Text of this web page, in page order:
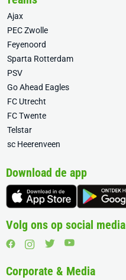
Ajax
PEC Zwolle
Feyenoord
Sparta Rotterdam
PSV
Go Ahead Eagles
FC Utrecht
FC Twente
Telstar
sc Heerenveen
Download de app
Volg ons op social media
Corporate & Media